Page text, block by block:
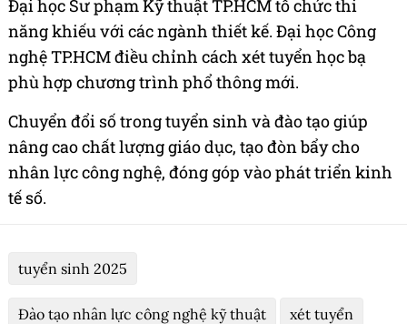
Đại học Sư phạm Kỹ thuật TP.HCM tổ chức thi
năng khiếu với các ngành thiết kế. Đại học Công
nghệ TP.HCM điều chỉnh cách xét tuyển học bạ
phù hợp chương trình phổ thông mới.
Chuyển đổi số trong tuyển sinh và đào tạo giúp
nâng cao chất lượng giáo dục, tạo đòn bẩy cho
nhân lực công nghệ, đóng góp vào phát triển kinh
tế số.
tuyển sinh 2025
Đào tạo nhân lực công nghệ kỹ thuật xét tuyển